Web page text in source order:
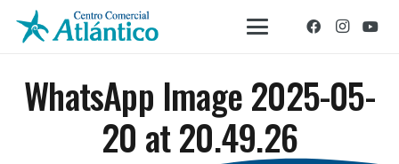
WhatsApp Image 2025-05-
20 at 20.49.26